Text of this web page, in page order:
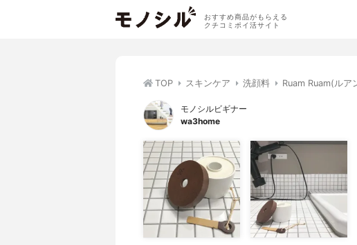
おすすめ商品がもらえる
クチコミポイ活サイト
TOP スキンケア 洗顔料 Ruam Ruam(ル
モノシルビギナー
wa3home